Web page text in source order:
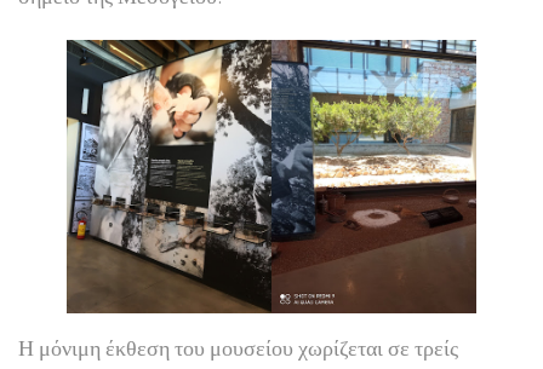
Η μόνιμη έκθεση του μουσείου χωρίζεται σε τρείς